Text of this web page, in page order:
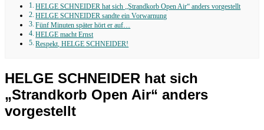
HELGE SCHNEIDER hat sich „Strandkorb Open Air“ anders vorgestellt
HELGE SCHNEIDER sandte ein Vorwarnung
Fünf Minuten später hört er auf…
HELGE macht Ernst
Respekt, HELGE SCHNEIDER!
HELGE SCHNEIDER hat sich
„Strandkorb Open Air“ anders
vorgestellt